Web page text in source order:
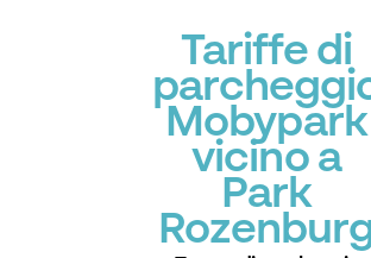
Tariffe di
Mobypark
vicino a
Park